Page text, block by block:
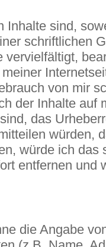
Inhalte sind,
schriftlichen
von mir
der Inhalte auf
das
würden,
würde ich das
entfernen und
die Angabe